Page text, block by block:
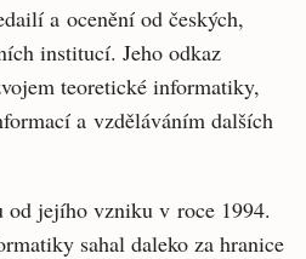
a ocenění od českých,
institucí. Jeho odkaz
teoretické informatiky,
a vzděláváním dalších
od jejího vzniku v roce 1994.
sahal daleko za hranice